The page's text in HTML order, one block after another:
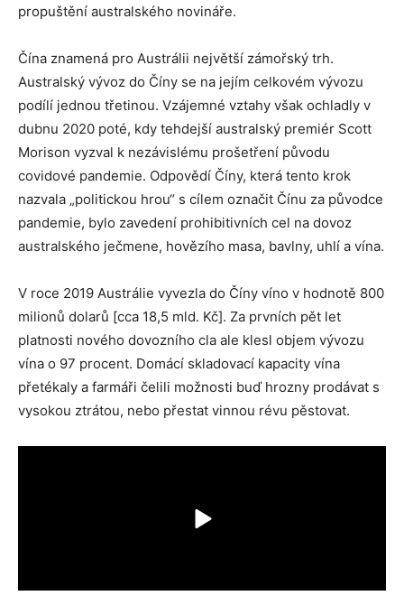
propuštění australského novináře.
Čína znamená pro Austrálii největší zámořský trh.
Australský vývoz do Číny se na jejím celkovém vývozu
podílí jednou třetinou. Vzájemné vztahy však ochladly v
dubnu 2020 poté, kdy tehdejší australský premiér Scott
Morison vyzval k nezávislému prošetření původu
covidové pandemie. Odpovědí Číny, která tento krok
nazvala „politickou hrou“ s cílem označit Čínu za původce
pandemie, bylo zavedení prohibitivních cel na dovoz
australského ječmene, hovězího masa, bavlny, uhlí a vína.
V roce 2019 Austrálie vyvezla do Číny víno v hodnotě 800
milionů dolarů [cca 18,5 mld. Kč]. Za prvních pět let
platnosti nového dovozního cla ale klesl objem vývozu
vína o 97 procent. Domácí skladovací kapacity vína
přetékaly a farmáři čelili možnosti buď hrozny prodávat s
vysokou ztrátou, nebo přestat vinnou révu pěstovat.